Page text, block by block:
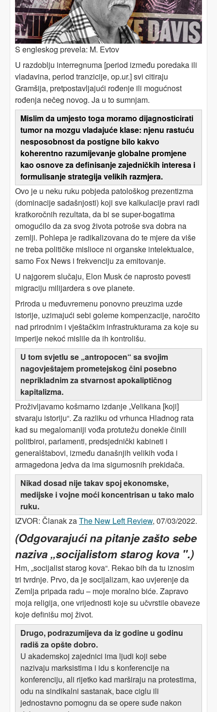
S engleskog prevela: M. Evtov
U razdoblju interregnuma [period između poredaka ili
vladavina, period tranzicije, op.ur.] svi citiraju
Gramšija, pretpostavljajući rođenje ili mogućnost
rođenja nečeg novog. Ja u to sumnjam.
Mislim da umjesto toga moramo dijagnosticirati
tumor na mozgu vladajuće klase: njenu rastuću
nesposobnost da postigne bilo kakvo
koherentno razumijevanje globalne promjene
kao osnove za definisanje zajedničkih interesa i
formulisanje strategija velikih razmjera.
Ovo je u neku ruku pobjeda patološkog prezentizma
(dominacije sadašnjosti) koji sve kalkulacije pravi radi
kratkoročnih rezultata, da bi se super-bogatima
omogućilo da za svog života potroše sva dobra na
zemlji. Pohlepa je radikalizovana do te mjere da više
ne treba političke mislioce ni organske intelektualce,
samo Fox News i frekvenciju za emitovanje.
U najgorem slučaju, Elon Musk će naprosto povesti
migraciju milijardera s ove planete.
Priroda u međuvremenu ponovno preuzima uzde
istorije, uzimajući sebi goleme kompenzacije, naročito
nad prirodnim i vještačkim infrastrukturama za koje su
imperije nekoć mislile da ih kontrolišu.
U tom svjetlu se „antropocen“ sa svojim
nagovještajem prometejskog čini posebno
neprikladnim za stvarnost apokaliptičnog
kapitalizma.
Proživljavamo košmarno izdanje „Velikana [koji]
stvaraju istoriju“. Za razliku od vrhunca Hladnog rata
kad su megalomaniji vođa protutežu donekle činili
politbiroi, parlamenti, predsjednički kabineti i
generalštabovi, između današnjih velikih vođa i
armagedona jedva da ima sigurnosnih prekidača.
Nikad dosad nije takav spoj ekonomske,
medijske i vojne moći koncentrisan u tako malo
ruku.
IZVOR: Članak zaThe New Left Review, 07/03/2022.
(Odgovarajući na pitanje zašto sebe
naziva „socijalistomstarog kova ".)
Hm, „socijaliststarog kova“. Rekao bih da tu iznosim
tri tvrdnje. Prvo, da je socijalizam, kao uvjerenje da
Zemlja pripada radu – moje moralno biće. Zapravo
moja religija, one vrijednosti koje su učvrstile obaveze
koje definišu moj život.
Drugo, podrazumijeva da iz godine u godinu
radiš za opšte dobro.
U akademskoj zajednici ima ljudi koji sebe
nazivaju marksistima i idu s konferencije na
konferenciju, ali rijetko kad marširaju na protestima,
odu na sindikalni sastanak, bace ciglu ili
jednostavno pomognu da se opere suđe nakon